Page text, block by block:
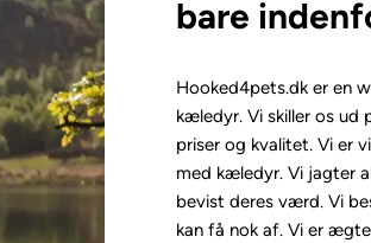
bare
Hooked4pets.dk er en
kæledyr. Vi skiller os ud
priser og kvalitet. Vi er
med kæledyr. Vi jagter
bevist deres værd. Vi
kan få nok af. Vi er